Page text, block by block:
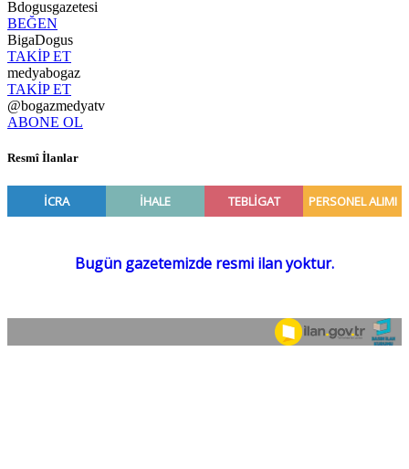
Bdogusgazetesi
BEĞEN
BigaDogus
TAKİP ET
medyabogaz
TAKİP ET
@bogazmedyatv
ABONE OL
Resmî İlanlar